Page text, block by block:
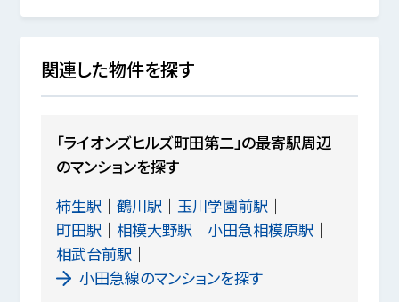
関連した物件を探す
「ライオンズヒルズ町田第二」の最寄駅周辺
のマンションを探す
柿生駅
鶴川駅
玉川学園前駅
町田駅
相模大野駅
小田急相模原駅
相武台前駅
小田急線のマンションを探す